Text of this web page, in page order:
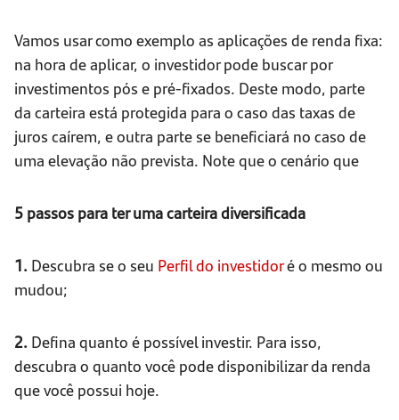
Vamos usar como exemplo as aplicações de renda fixa:
na hora de aplicar, o investidor pode buscar por
investimentos pós e pré-fixados. Deste modo, parte
da carteira está protegida para o caso das taxas de
juros caírem, e outra parte se beneficiará no caso de
uma elevação não prevista. Note que o cenário que
5 passos para ter uma carteira diversificada
1. Descubra se o seu Perfil do investidoré o mesmo ou
mudou;
2. Defina quanto é possível investir. Para isso,
descubra o quanto você pode disponibilizar da renda
que você possui hoje.